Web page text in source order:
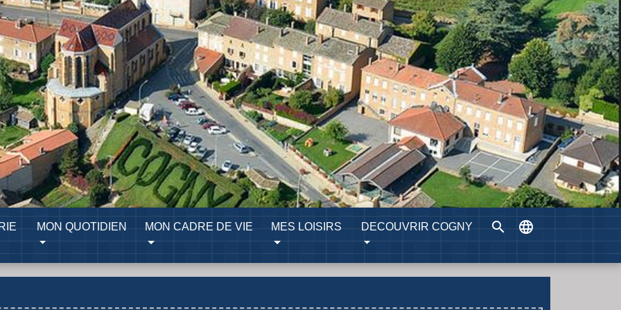
MON QUOTIDIEN MON CADRE DE VIE MES LOISIRS DECOUVRIR COGNY search language